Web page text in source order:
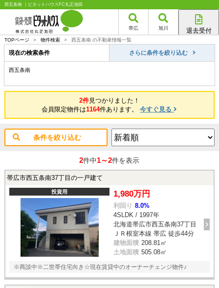
西五条南 ｜ピタットハウスFC丸正池田
帯広 旭川 退去受付
旭川店
TOPページ > 物件検索 > 西五条南 の不動産情報一覧
現在の検索条件 さらに条件を絞り込む
西五条南
2件見つかりました！
会員限定物件は1164件あります。今すぐ見る
条件を絞り込む
2件中1～2件を表示
帯広市西五条南37丁目の一戸建て
投資用 1,980万円
利回り 8.0%
4SLDK / 1997年
北海道帯広市西五条南37丁目
ＪＲ根室本線 帯広 徒歩44分
建物面積 208.81㎡
土地面積 505.08㎡
※商談中※二世帯住宅向き☆現在賃貸中のオーナーチェンジ物件♪